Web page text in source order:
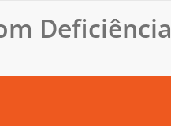
Deficiência